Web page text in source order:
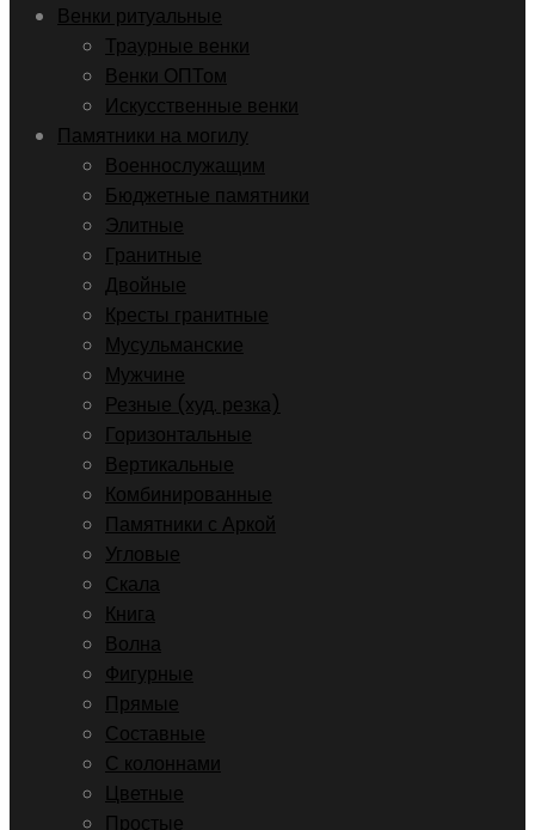
Венки ритуальные
Траурные венки
Венки ОПТом
Искусственные венки
Памятники на могилу
Военнослужащим
Бюджетные памятники
Элитные
Гранитные
Двойные
Кресты гранитные
Мусульманские
Мужчине
Резные (худ. резка)
Горизонтальные
Вертикальные
Комбинированные
Памятники с Аркой
Угловые
Скала
Книга
Волна
Фигурные
Прямые
Составные
С колоннами
Цветные
Простые